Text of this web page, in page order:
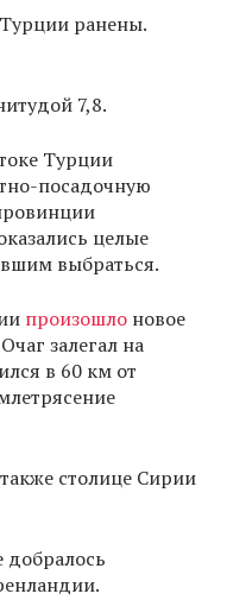
ранены.
7,8.
Турции
посадочную
целые
выбраться.
произошло новое
залегал на
в 60 км от
столице Сирии
добралось